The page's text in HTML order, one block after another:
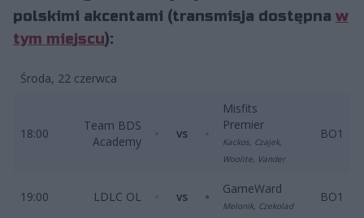
polskimi akcentami (transmisja dostępna w
tym miejscu):
Środa, 22 czerwca
18:00
Team BDS
Academy
vs
Misfits
Premier
Kackos, Czajek,
Woolite, Vander
BO1
19:00 LDLC OL vs
GameWard
Melonik, Czekolad
BO1